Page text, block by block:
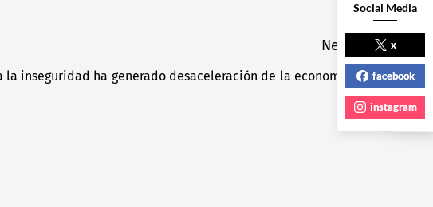
Next
Next
post:
la inseguridad ha generado desaceleración de la economía NEXT POST
Social Media
x
facebook
instagram